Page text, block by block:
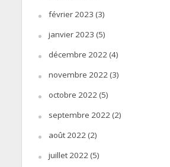
février 2023 (3)
janvier 2023 (5)
décembre 2022(4)
novembre 2022(3)
octobre 2022(5)
septembre 2022(2)
août 2022(2)
juillet 2022(5)